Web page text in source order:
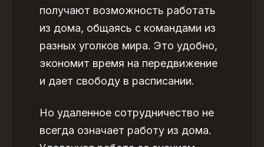
получают возможность работать
из дома, общаясь с командами из
разных уголков мира. Это удобно,
экономит время на передвижение
и дает свободу в расписании.
Но удаленное сотрудничество не
всегда означает работу из дома.